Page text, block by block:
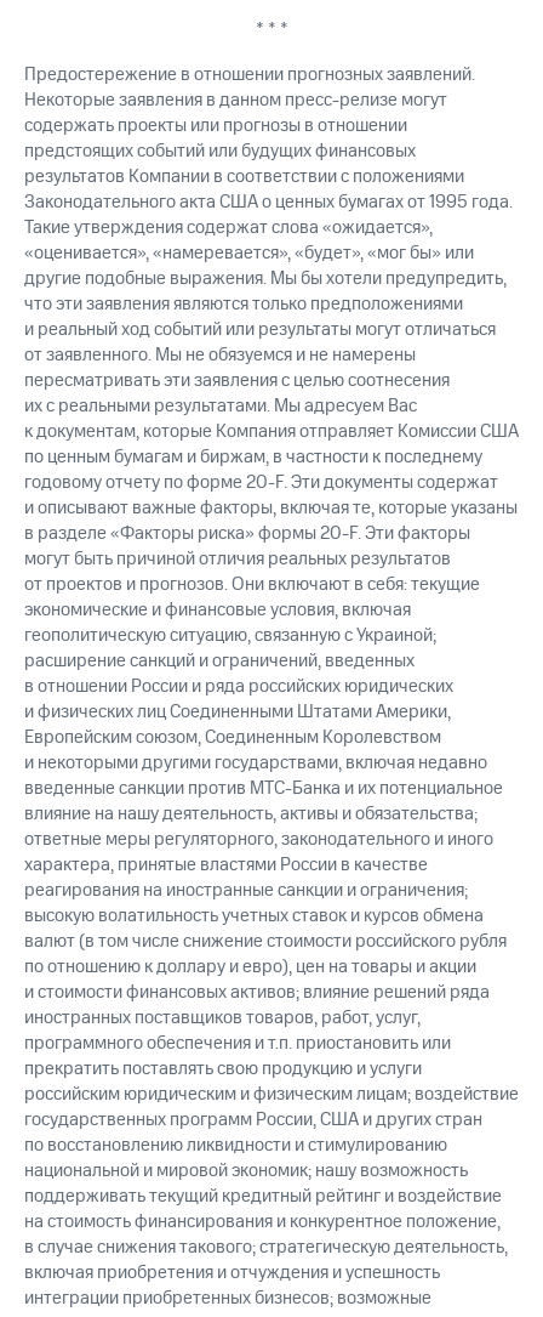
* * *
Предостережение в отношении прогнозных заявлений.
Некоторые заявления в данном пресс-релизе могут
содержать проекты или прогнозы в отношении
предстоящих событий или будущих финансовых
результатов Компании в соответствии с положениями
Законодательного акта США о ценных бумагах от 1995 года.
Такие утверждения содержат слова «ожидается»,
«оценивается», «намеревается», «будет», «мог бы» или
другие подобные выражения. Мы бы хотели предупредить,
что эти заявления являются только предположениями
и реальный ход событий или результаты могут отличаться
от заявленного. Мы не обязуемся и не намерены
пересматривать эти заявления с целью соотнесения
их с реальными результатами. Мы адресуем Вас
к документам, которые Компания отправляет Комиссии США
по ценным бумагам и биржам, в частности к последнему
годовому отчету по форме 20-F. Эти документы содержат
и описывают важные факторы, включая те, которые указаны
в разделе «Факторы риска» формы 20-F. Эти факторы
могут быть причиной отличия реальных результатов
от проектов и прогнозов. Они включают в себя: текущие
экономические и финансовые условия, включая
геополитическую ситуацию, связанную с Украиной;
расширение санкций и ограничений, введенных
в отношении России и ряда российских юридических
и физических лиц Соединенными Штатами Америки,
Европейским союзом, Соединенным Королевством
и некоторыми другими государствами, включая недавно
введенные санкции против МТС-Банка и их потенциальное
влияние на нашу деятельность, активы и обязательства;
ответные меры регуляторного, законодательного и иного
характера, принятые властями России в качестве
реагирования на иностранные санкции и ограничения;
высокую волатильность учетных ставок и курсов обмена
валют (в том числе снижение стоимости российского рубля
по отношению к доллару и евро), цен на товары и акции
и стоимости финансовых активов; влияние решений ряда
иностранных поставщиков товаров, работ, услуг,
программного обеспечения и т.п. приостановить или
прекратить поставлять свою продукцию и услуги
российским юридическим и физическим лицам; воздействие
государственных программ России, США и других стран
по восстановлению ликвидности и стимулированию
национальной и мировой экономик; нашу возможность
поддерживать текущий кредитный рейтинг и воздействие
на стоимость финансирования и конкурентное положение,
в случае снижения такового; стратегическую деятельность,
включая приобретения и отчуждения и успешность
интеграции приобретенных бизнесов; возможные